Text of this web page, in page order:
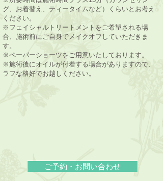
グ、お着替え、ティータイムなど）くらいとお考え
ください。
※フェイシャルトリートメントをご希望される場
合、施術前にご自身でメイクオフしていただきま
す。
※ペーパーショーツをご用意いたしております。
※施術後にオイルが付着する場合がありますので、
ラフな格好でお越しください。
ご予約・お問い合わせ